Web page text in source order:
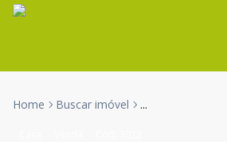
Home Buscar imóvel ...